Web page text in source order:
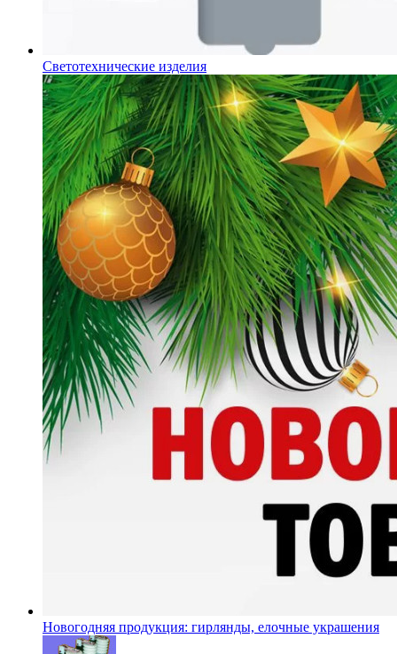
Светотехнические изделия
Новогодняя продукция: гирлянды, елочные украшения